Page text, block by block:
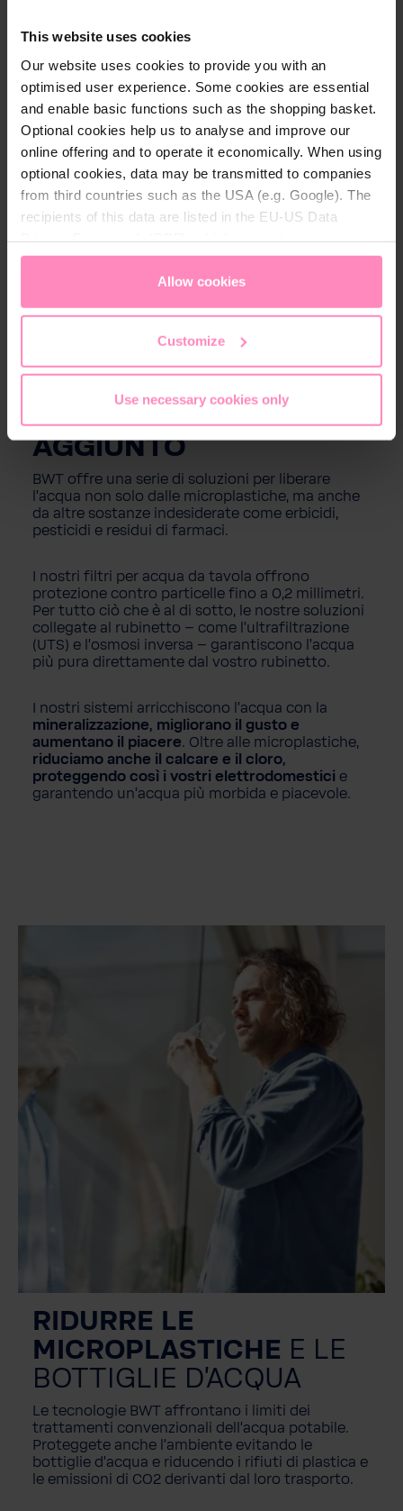
This website uses cookies
Our website uses cookies to provide you with an
optimised user experience. Some cookies are essential
and enable basic functions such as the shopping basket.
Optional cookies help us to analyse and improve our
online offering and to operate it economically. When using
optional cookies, data may be transmitted to companies
from third countries such as the USA (e.g. Google). The
recipients of this data are listed in the EU-US Data
appropriate level of data protection. You canaccept all
only allow necessary cookies
access and change your chosen setting at any time in
Allow cookies
Customize
Use necessary cookies only
FILTRARE LE
MICROPLASTICHE
DALL'ACQUA E
SFRUTTARE IL VALORE
AGGIUNTO
BWT offre una serie di soluzioni per liberare
l'acqua non solo dalle microplastiche, ma anche
da altre sostanze indesiderate come erbicidi,
pesticidi e residui di farmaci.
I nostri filtri per acqua da tavola offrono
protezione contro particelle fino a 0,2 millimetri.
Per tutto ciò che è al di sotto, le nostre soluzioni
collegate al rubinetto – come l'ultrafiltrazione
(UTS) e l'osmosi inversa – garantiscono l'acqua
più pura direttamente dal vostro rubinetto.
I nostri sistemi arricchiscono l'acqua con la
mineralizzazione, migliorano il gusto e
aumentano il piacere. Oltre alle microplastiche,
riduciamo anche il calcare e il cloro,
proteggendo così i vostri elettrodomestici e
garantendo un'acqua più morbida e piacevole.
RIDURRE LE
MICROPLASTICHE E LE
BOTTIGLIE D'ACQUA
Le tecnologie BWT affrontano i limiti dei
trattamenti convenzionali dell'acqua potabile.
Proteggete anche l'ambiente evitando le
bottiglie d'acqua e riducendo i rifiuti di plastica e
le emissioni di CO2 derivanti dal loro trasporto.